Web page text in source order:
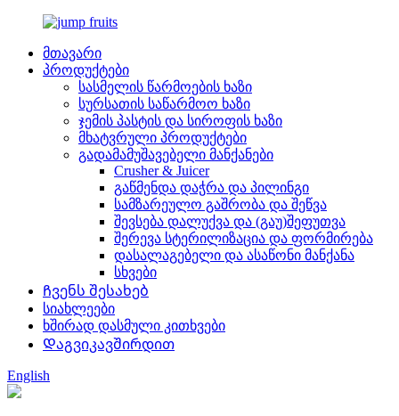
მთავარი
პროდუქტები
სასმელის წარმოების ხაზი
სურსათის საწარმოო ხაზი
ჯემის პასტის და სიროფის ხაზი
მხატვრული პროდუქტები
გადამამუშავებელი მანქანები
Crusher & Juicer
გაწმენდა დაჭრა და პილინგი
სამზარეულო გაშრობა და შეწვა
შევსება დალუქვა და (გაუ)შეფუთვა
შერევა სტერილიზაცია და ფორმირება
დასალაგებელი და ასაწონი მანქანა
სხვები
Ჩვენს შესახებ
სიახლეები
ხშირად დასმული კითხვები
Დაგვიკავშირდით
English